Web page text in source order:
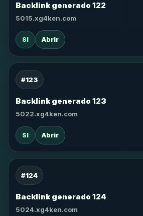
Backlink generado 122
5015.xg4ken.com
SI Abrir
#123
Backlink generado 123
5022.xg4ken.com
SI Abrir
#124
Backlink generado 124
5024.xg4ken.com